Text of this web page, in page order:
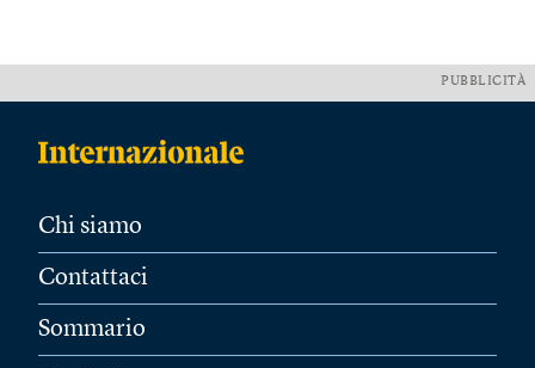
PUBBLICITÀ
Chi siamo
Contattaci
Sommario